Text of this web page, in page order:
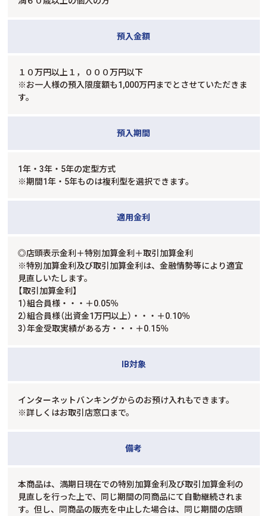
預入金額
１０万円以上１，０００万円以下
※お一人様の預入限度額も1,000万円までとさせていただきま
す。
預入期間
1年・3年・5年の定型方式
※期間1年・5年ものは複利型を選択できます。
適用金利
◎店頭表示金利＋特別加算金利＋取引加算金利
※特別加算金利及び取引加算金利は、金融情勢等により適宜
見直しいたします。
【取引加算金利】
1）組合員様・・・＋0.05％
2）組合員様（出資金1万円以上）・・・＋0.10％
3）年金受取実績がある方・・・＋0.15％
IB対象
インターネットバンキングからのお預け入れもできます。
※詳しくはお取引店窓口まで。
備考
本商品は、満期日現在での特別加算金利及び取引加算金利の
見直しを行った上で、同じ期間の同商品にて自動継続されま
す。但し、同商品の販売を中止した場合は、同じ期間の店頭